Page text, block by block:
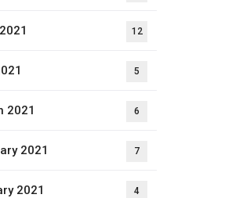
12
5
2021 6
2021 7
2021 4